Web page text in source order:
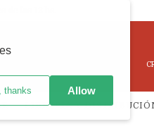
LIBRERIA Y
thanks Allow